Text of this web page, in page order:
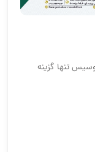
تنها گزینه